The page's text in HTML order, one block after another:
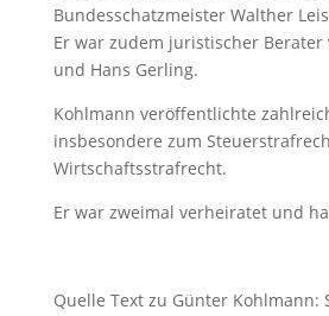
Bundesschatzmeister Walther
Er war zudem juristischer Berater
und Hans Gerling.
Kohlmann veröffentlichte
insbesondere zum
Wirtschaftsstrafrecht.
Er war zweimal verheiratet und
Quelle Text zu Günter Kohlmann: